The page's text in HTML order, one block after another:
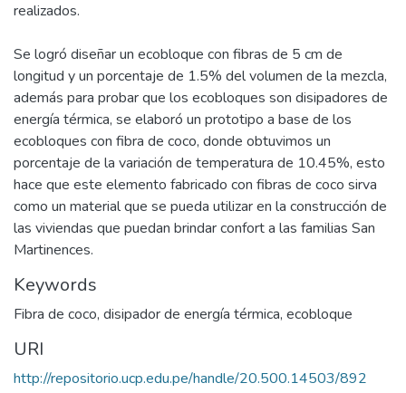
realizados.
Se logró diseñar un ecobloque con fibras de 5 cm de
longitud y un porcentaje de 1.5% del volumen de la mezcla,
además para probar que los ecobloques son disipadores de
energía térmica, se elaboró un prototipo a base de los
ecobloques con fibra de coco, donde obtuvimos un
porcentaje de la variación de temperatura de 10.45%, esto
hace que este elemento fabricado con fibras de coco sirva
como un material que se pueda utilizar en la construcción de
las viviendas que puedan brindar confort a las familias San
Martinences.
Keywords
Fibra de coco, disipador de energía térmica, ecobloque
URI
http://repositorio.ucp.edu.pe/handle/20.500.14503/892